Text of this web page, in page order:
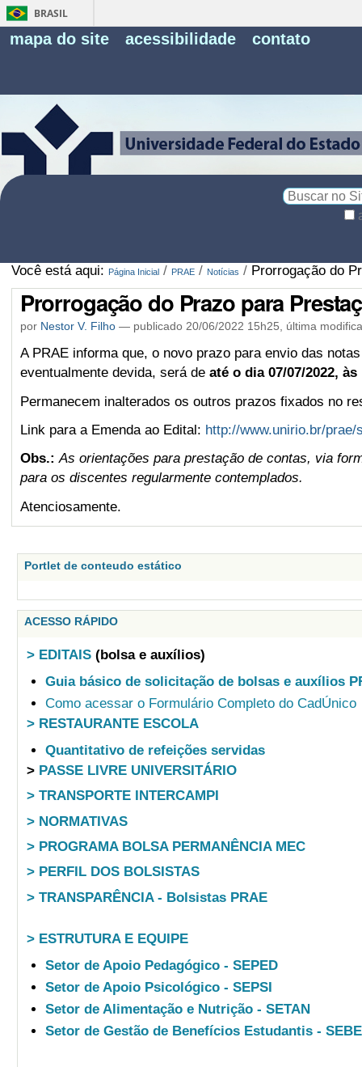
BRASIL
mapa do site acessibilidade contato
Você está aqui: Página Inicial / PRAE / Notícias / Prorrogação do
Prorrogação do Prazo para
por Nestor V. Filho— publicado20/06/2022 15h25, última
A PRAE informa que, o novo prazo para envio das
eventualmente devida, será de até o dia 07/07/2022, às
Permanecem inalterados os outros prazos fixados no
Link para a Emenda ao Edital: http://www.unirio.br/
Obs.: As orientações para prestação de contas, via
para os discentes regularmente contemplados.
Atenciosamente.
Portlet de conteudo estático
ACESSO RÁPIDO
> EDITAIS (bolsa e auxílios)
Guia básico de solicitação de bolsas e auxílios
Como acessar o Formulário Completo do CadÚnico
> RESTAURANTE ESCOLA
Quantitativo de refeições servidas
> PASSE LIVRE UNIVERSITÁRIO
> TRANSPORTE INTERCAMPI
> NORMATIVAS
> PROGRAMA BOLSA PERMANÊNCIA MEC
> PERFIL DOS BOLSISTAS
> TRANSPARÊNCIA - Bolsistas PRAE
> ESTRUTURA E EQUIPE
Setor de Apoio Pedagógico - SEPED
Setor de Apoio Psicológico - SEPSI
Setor de Alimentação e Nutrição - SETAN
Setor de Gestão de Benefícios Estudantis -